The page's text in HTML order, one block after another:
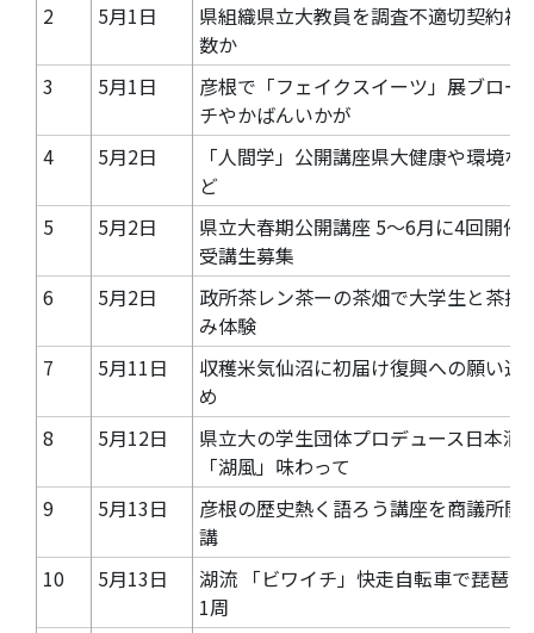
2
5月1日
県組織県立大教員を調査不適切契約複
数か
3
5月1日
彦根で「フェイクスイーツ」展ブロー
チやかばんいかが
4
5月2日
「人間学」公開講座県大健康や環境な
ど
5
5月2日
県立大春期公開講座 5～6月に4回開催
受講生募集
6
5月2日
政所茶レン茶ーの茶畑で大学生と茶摘
み体験
7
5月11日
収穫米気仙沼に初届け復興への願い込
め
8
5月12日
県立大の学生団体プロデュース日本酒
「湖風」味わって
9
5月13日
彦根の歴史熱く語ろう講座を商議所開
講
10
5月13日
湖流 「ビワイチ」快走自転車で琵琶湖
1周